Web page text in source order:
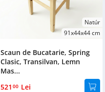
Natúr
91x44x44 cm
Scaun de Bucatarie, Spring
Clasic, Transilvan, Lemn
Mas...
521 00 Lei